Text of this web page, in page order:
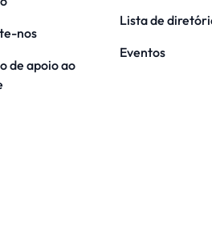
nos
de apoio ao
Lista de
Eventos